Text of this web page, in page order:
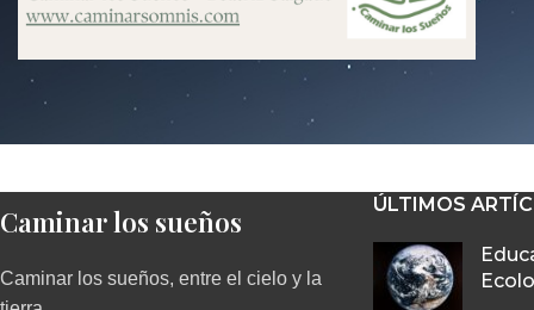
Caminar los sueños
Caminar los sueños, entre el cielo y la
ÚLTIMOS